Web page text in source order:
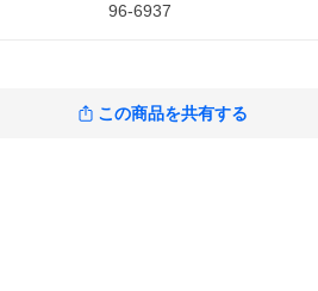
96-6937
この商品を共有する